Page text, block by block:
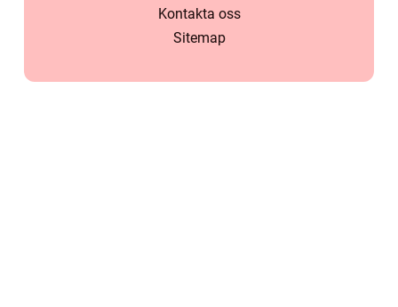
Kontakta oss
Sitemap